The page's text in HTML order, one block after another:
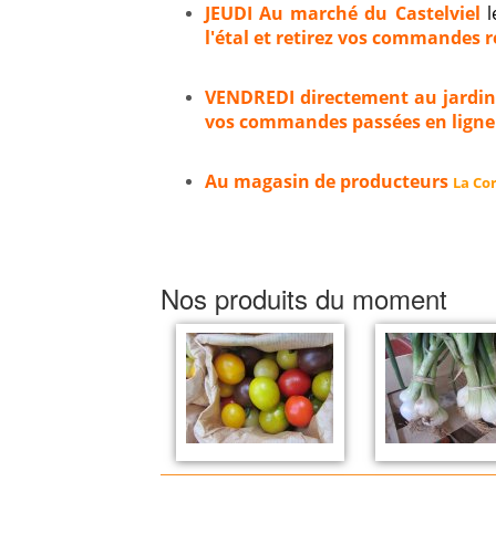
JEUDI Au marché du Castelviel
l'étal et retirez vos commandes
VENDREDI directement au
vos commandes passées en ligne
Au magasin de producteurs La
Nos produits du moment